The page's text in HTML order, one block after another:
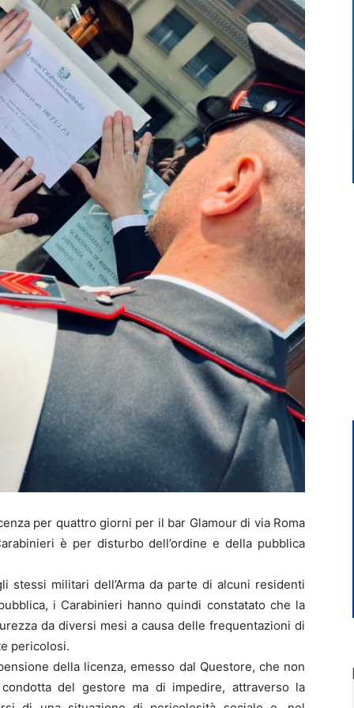
per quattro giorni per il bar Glamour di via Roma
è per disturbo dell’ordine e della pubblica
stessi militari dell’Arma da parte di alcuni residenti
i Carabinieri hanno quindi constatato che la
da diversi mesi a causa delle frequentazioni di
pericolosi.
della licenza, emesso dal Questore, che non
del gestore ma di impedire, attraverso la